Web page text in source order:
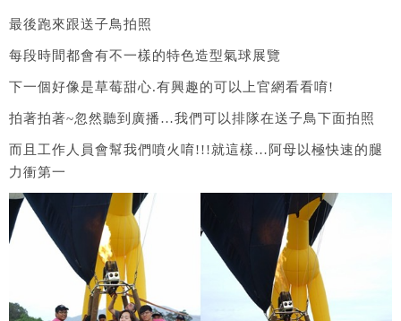
最後跑來跟送子鳥拍照
每段時間都會有不一樣的特色造型氣球展覽
下一個好像是草莓甜心.有興趣的可以上官網看看唷!
拍著拍著~忽然聽到廣播…我們可以排隊在送子鳥下面拍照
而且工作人員會幫我們噴火唷!!!就這樣…阿母以極快速的腿
力衝第一